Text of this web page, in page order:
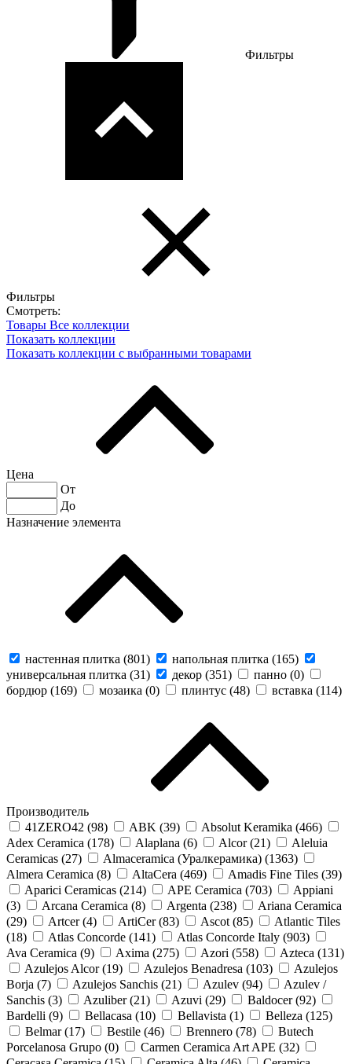
Фильтры
Фильтры
Смотреть:
Товары Все коллекции
Показать коллекции
Показать коллекции с выбранными товарами
Цена
От
До
Назначение элемента
настенная плитка (801) напольная плитка (165)
универсальная плитка (31) декор (351) панно (0)
бордюр (169) мозаика (0) плинтус (48) вставка (114)
Производитель
41ZERO42 (98) ABK (39) Absolut Keramika (466)
Adex Ceramica (178) Alaplana (6) Alcor (21)
Aleluia
Ceramicas (27) Almaceramica (Уралкерамика) (1363)
Almera Ceramica (8) AltaCera (469) Amadis Fine Tiles (39)
Aparici Ceramicas (214) APE Ceramica (703)
Appiani
(3) Arcana Ceramica (8) Argenta (238)
Ariana Ceramica
(29) Artcer (4) ArtiCer (83) Ascot (85)
Atlantic Tiles
(18) Atlas Concorde (141) Atlas Concorde Italy (903)
Ava Ceramica (9) Axima (275) Azori (558) Azteca (131)
Azulejos Alcor (19) Azulejos Benadresa (103)
Azulejos
Borja (7) Azulejos Sanchis (21) Azulev (94)
Azulev /
Sanchis (3) Azuliber (21) Azuvi (29) Baldocer (92)
Bardelli (9) Bellacasa (10) Bellavista (1) Belleza (125)
Belmar (17) Bestile (46) Brennero (78)
Butech
Porcelanosa Grupo (0) Carmen Ceramica Art APE (32)